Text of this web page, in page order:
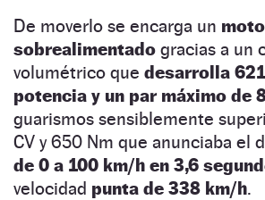
De moverlo se encarga un
sobrealimentado gracias a un
volumétrico que desarrolla
potencia y un par máximo de
guarismos sensiblemente
CV y 650 Nm que anunciaba el
de 0 a 100 km/h en 3,6
velocidad punta de 338 km/h.